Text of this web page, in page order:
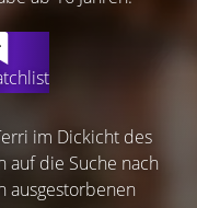
im Dickicht des
auf die Suche nach
ausgestorbenen